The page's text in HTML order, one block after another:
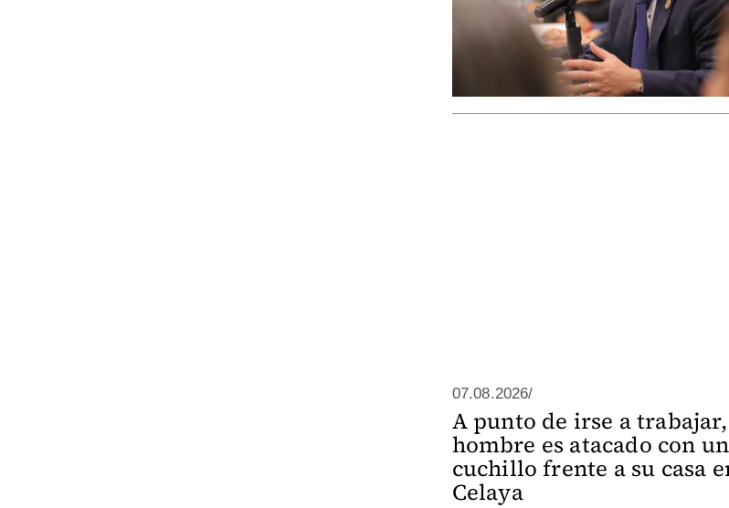
07.08.2026/
A punto de irse a trabajar,
hombre es atacado con un
cuchillo frente a su casa
Celaya